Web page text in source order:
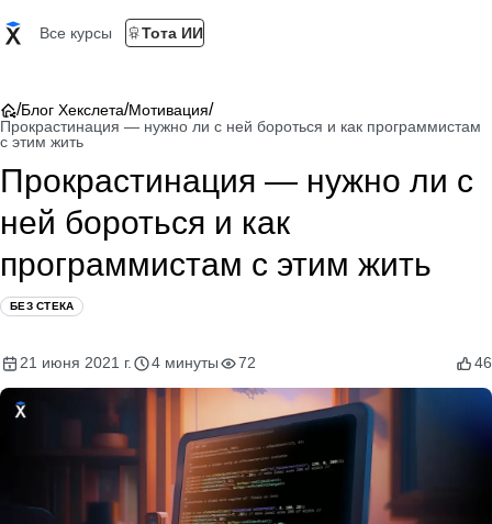
Все курсы Тота ИИ
/Блог Хекслета/Мотивация/
Прокрастинация — нужно ли с ней бороться и как программистам
с этим жить
Прокрастинация — нужно ли с
ней бороться и как
программистам с этим жить
БЕЗ СТЕКА
21 июня 2021 г. 4 минуты 72 46